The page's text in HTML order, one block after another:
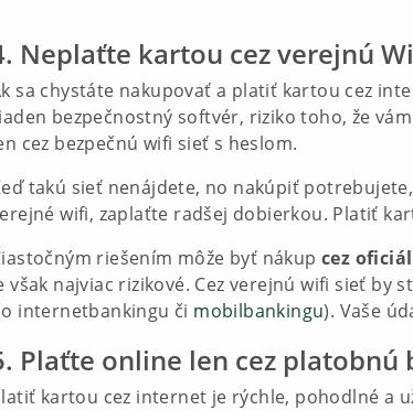
Neplaťte kartou cez verejnú
sa chystáte nakupovať a platiť kartou cez
bezpečnostný softvér, riziko toho, že
cez bezpečnú wifi sieť s heslom.
takú sieť nenájdete, no nakúpiť
wifi, zaplaťte radšej dobierkou. Platiť
riešením môže byť nákup cez
však najviac rizikové. Cez verejnú wifi sieť
internetbankingu či mobilbankingu). Vaše
Plaťte online len cez
kartou cez internet je rýchle, pohodlné a